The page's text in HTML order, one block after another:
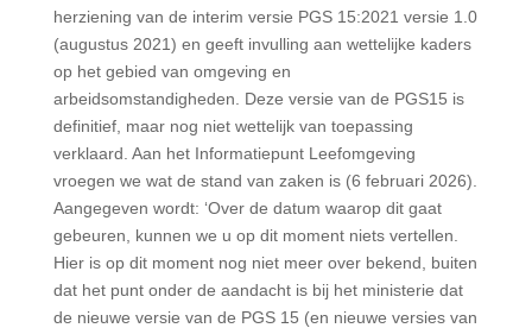
herziening van de interim versie PGS 15:2021 versie 1.0
(augustus 2021) en geeft invulling aan wettelijke kaders
op het gebied van omgeving en
arbeidsomstandigheden. Deze versie van de PGS15 is
definitief, maar nog niet wettelijk van toepassing
verklaard. Aan het Informatiepunt Leefomgeving
vroegen we wat de stand van zaken is (6 februari 2026).
Aangegeven wordt: ‘Over de datum waarop dit gaat
gebeuren, kunnen we u op dit moment niets vertellen.
Hier is op dit moment nog niet meer over bekend, buiten
dat het punt onder de aandacht is bij het ministerie dat
de nieuwe versie van de PGS 15 (en nieuwe versies van